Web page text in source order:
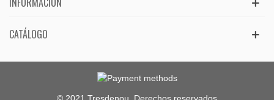
CATÁLOGO
© 2021 Tresdenou. Derechos reservados